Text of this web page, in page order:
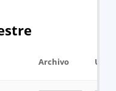
Archivo URL